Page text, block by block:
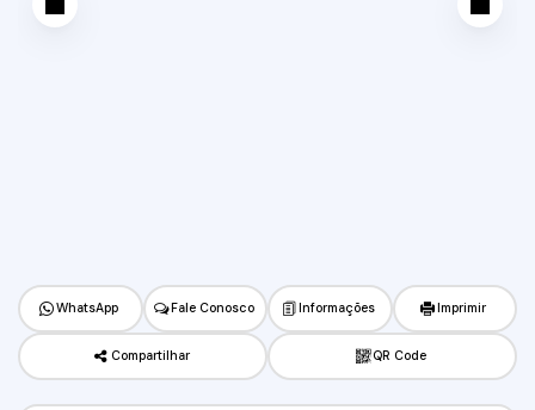
WhatsApp Fale Conosco Informações Imprimir
Compartilhar QR Code